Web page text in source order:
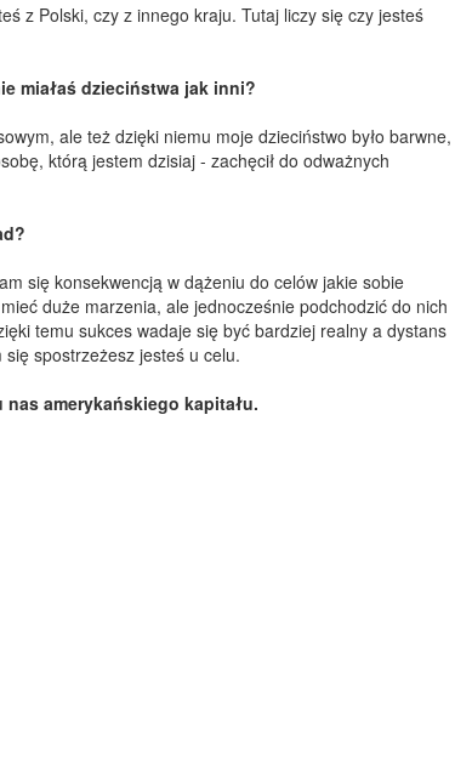
z Polski, czy z innego kraju. Tutaj liczy się czy jesteś
miałaś dzieciństwa jak inni?
ale też dzięki niemu moje dzieciństwo było barwne,
którą jestem dzisiaj - zachęcił do odważnych
się konsekwencją w dążeniu do celów jakie sobie
duże marzenia, ale jednocześnie podchodzić do nich
temu sukces wadaje się być bardziej realny a dystans
się spostrzeżesz jesteś u celu.
amerykańskiego kapitału.